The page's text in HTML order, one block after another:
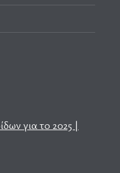
για το 2025 |